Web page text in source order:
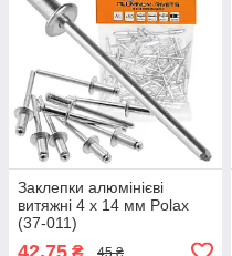
Заклепки алюмінієві
витяжні 4 х 14 мм Polax
(37-011)
45 ₴